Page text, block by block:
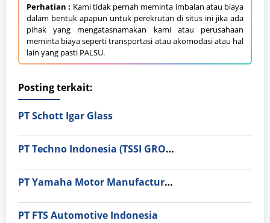
Perhatian : Kami tidak pernah meminta imbalan atau biaya
dalam bentuk apapun untuk perekrutan di situs ini jika ada
pihak yang mengatasnamakan kami atau perusahaan
meminta biaya seperti transportasi atau akomodasi atau hal
lain yang pasti PALSU.
Posting terkait:
PT Schott Igar Glass
PT Techno Indonesia (TSSI GROUP)
PT Yamaha Motor Manufacturing
PT FTS Automotive Indonesia